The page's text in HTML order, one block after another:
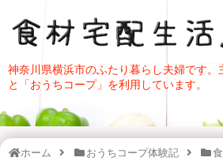
神奈川県横浜市のふたり暮らし夫婦です。
と「おうちコープ」を利用しています。
ホーム おうちコープ体験記